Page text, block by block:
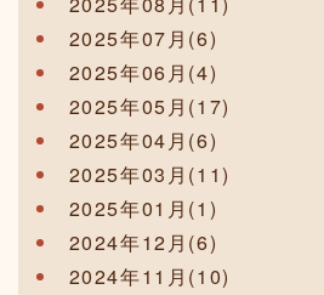
2025年07月(6)
2025年06月(4)
2025年05月(17)
2025年04月(6)
2025年03月(11)
2025年01月(1)
2024年12月(6)
2024年11月(10)